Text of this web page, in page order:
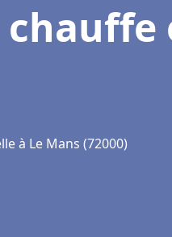
à Le Mans (72000)